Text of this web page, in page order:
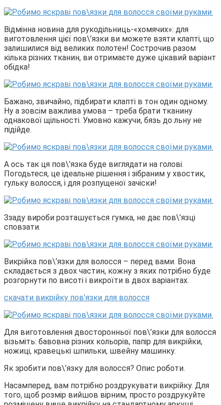
Відмінна новина для рукодільниць-«хомячих»: для
виготовлення цієї пов\’язки ви можете взяти клапті, що
залишилися від великих полотен! Сострочив разом
кілька різних тканин, ви отримаєте дуже цікавий варіант
обідка!
Бажано, звичайно, підбирати клапті в тон один одному.
Ну а зовсім важлива умова – треба брати тканину
однакової щільності. Умовно кажучи, бязь до льну не
підійде.
А ось так ця пов\’язка буде виглядати на голові.
Погодьтеся, це ідеальне рішення і зібраним у хвостик,
гульку волосся, і для розпущеної зачіски!
Ззаду вироби розташується гумка, не дає пов\’язці
сповзати.
Викрійка пов\’язки для волосся – перед вами. Вона
складається з двох частин, кожну з яких потрібно буде
розгорнути по висоті і викроїти в двох варіантах.
скачати викрійку пов’язки для волосся
Для виготовлення двосторонньої пов\’язки для волосся
візьміть: бавовна різних кольорів, папір для викрійки,
ножиці, кравецькі шпильки, швейну машинку.
Як зробити пов\’язку для волосся? Опис роботи.
Насамперед, вам потрібно роздрукувати викрійку. Для
того, щоб розмір вийшов вірним, просто роздрукуйте